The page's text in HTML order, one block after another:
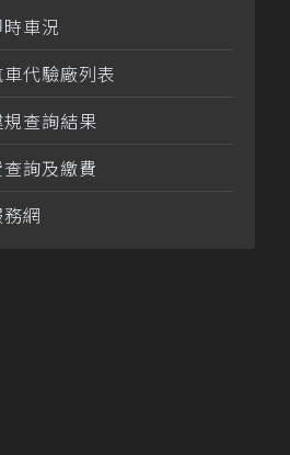
車況
代驗廠列表
查詢結果
詢及繳費
網